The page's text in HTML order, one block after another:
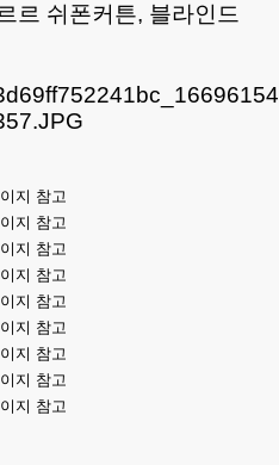
르 쉬폰커튼, 블라인드
지 참고
지 참고
지 참고
지 참고
지 참고
지 참고
지 참고
지 참고
지 참고